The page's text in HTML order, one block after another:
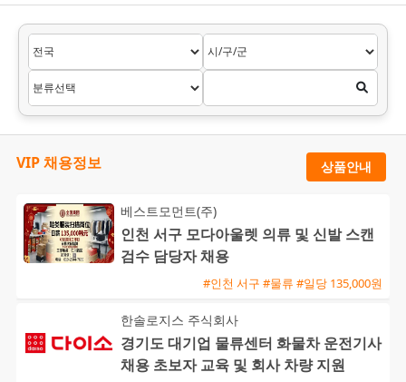
VIP 채용정보 상품안내
베스트모먼트(주)
인천 서구 모다아울렛 의류 및 신발 스캔
검수 담당자 채용
#인천 서구 #물류 #일당 135,000원
한솔로지스 주식회사
경기도 대기업 물류센터 화물차 운전기사
채용 초보자 교육 및 회사 차량 지원